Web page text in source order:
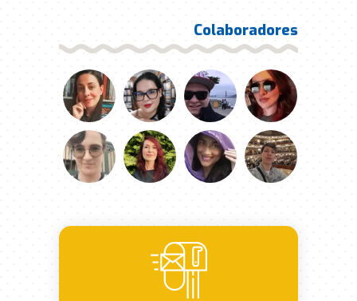
Colaboradores